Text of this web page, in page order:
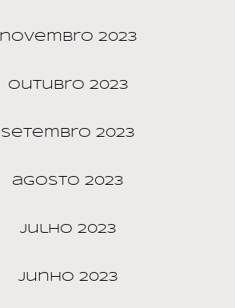
novembro 2023
outubro 2023
setembro 2023
agosto 2023
julho 2023
junho 2023